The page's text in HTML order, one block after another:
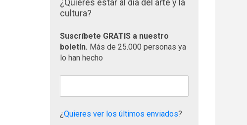
¿Quieres estar al día del arte y la
cultura?
Suscríbete GRATIS a nuestro
boletín. Más de 25.000 personas ya
lo han hecho
¿Quieres ver los últimos enviados?